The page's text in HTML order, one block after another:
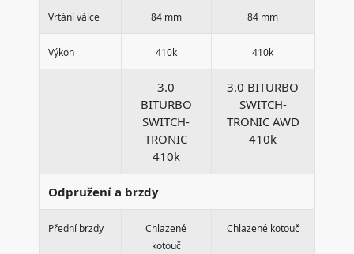
Vrtání válce 84 mm 84 mm
Výkon 410k 410k
3.0
BITURBO
SWITCH-
TRONIC
410k
3.0 BITURBO
SWITCH-
TRONIC AWD
410k
Odpružení a brzdy
Přední brzdy
Chlazené
kotouč
Chlazené kotouč